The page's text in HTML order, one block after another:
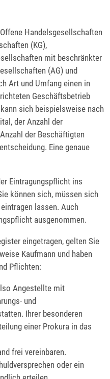
Handelsgesellschaften
(KG),
mit beschränkter
(AG) und
Art und Umfang einen in
Geschäftsbetrieb
sich beispielsweise nach
der Anzahl der
der Beschäftigten
Eine genaue
Eintragungspflicht ins
können sich, müssen sich
lassen. Auch
ausgenommen.
eingetragen, gelten Sie
Kaufmann und haben
Pflichten:
Angestellte mit
und
Ihrer besonderen
einer Prokura in das
frei vereinbaren.
oder ein